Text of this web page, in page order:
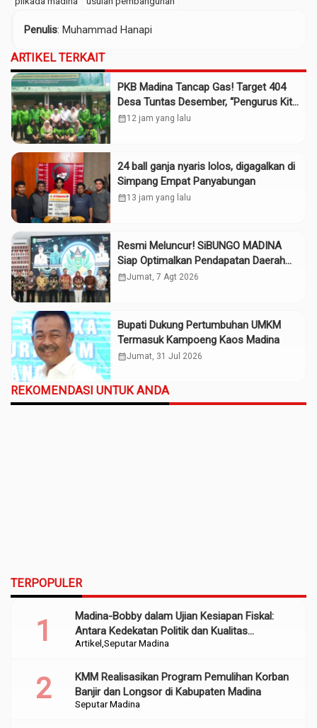
Penulis: Muhammad Hanapi
ARTIKEL TERKAIT
PKB Madina Tancap Gas! Target 404
Desa Tuntas Desember, “Pengurus Kita
Adalah Tokoh”
calendar_month12 jam yang lalu
24 ball ganja nyaris lolos, digagalkan di
Simpang Empat Panyabungan
calendar_month13 jam yang lalu
Resmi Meluncur! SiBUNGO MADINA
Siap Optimalkan Pendapatan Daerah
Madina
calendar_monthJumat, 7 Agt 2026
Bupati Dukung Pertumbuhan UMKM
Termasuk Kampoeng Kaos Madina
calendar_monthJumat, 31 Jul 2026
REKOMENDASI UNTUK ANDA
TERPOPULER
Artikel Seputar Madina
Madina-Bobby dalam Ujian Kesiapan Fiskal:
Antara Kedekatan Politik dan Kualitas
Perencanaan
Seputar Madina
KMM Realisasikan Program Pemulihan Korban
Banjir dan Longsor di Kabupaten Madina